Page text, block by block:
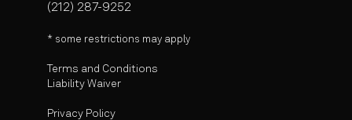
(212) 287-9252
* some restrictions may apply
Terms and Conditions
Liability Waiver
Privacy Policy